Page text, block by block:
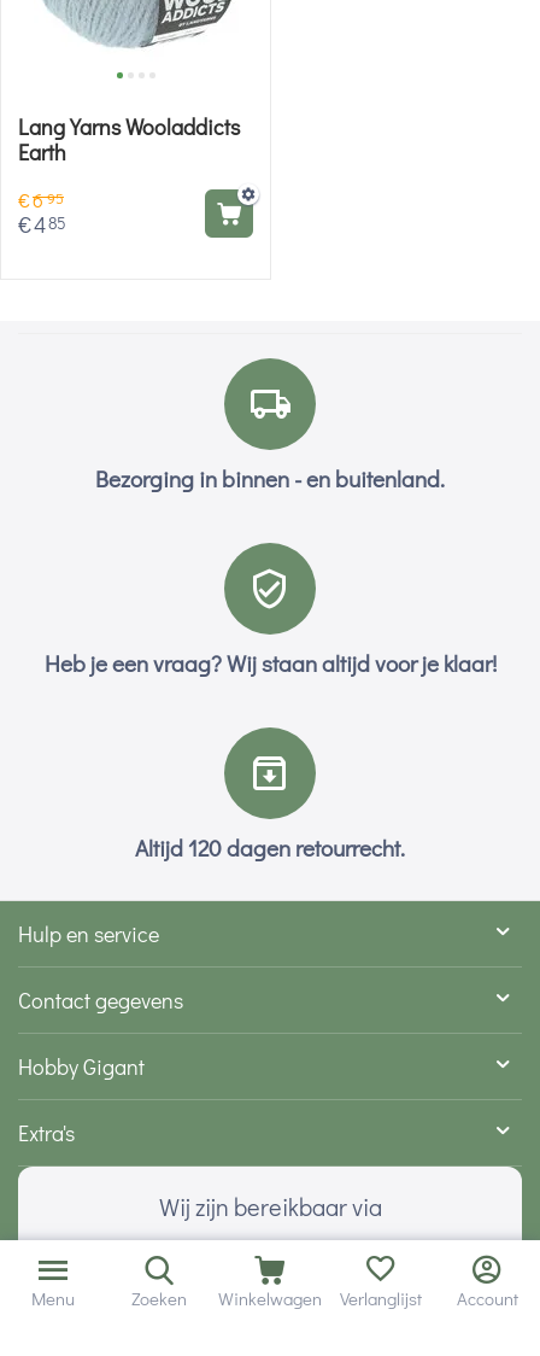
Lang Yarns Wooladdicts
Earth
€695
€485
Bezorging in binnen - en buitenland.
Heb je een vraag? Wij staan altijd voor je klaar!
Altijd 120 dagen retourrecht.
Hulp en service
Contact gegevens
Hobby Gigant
Extra's
Wij zijn bereikbaar via
Menu Zoeken Winkelwagen Verlanglijst Account